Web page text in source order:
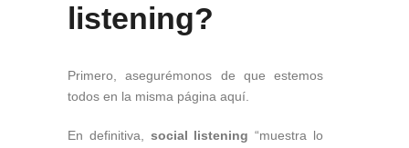
listening?
Primero, asegurémonos de que estemos
todos en la misma página aquí.
En definitiva, social listening “muestra lo